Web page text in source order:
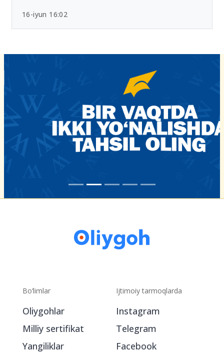
16-iyun 16:02
Bo‘limlar
Oliygohlar
Milliy sertifikat
Yangiliklar
Ijtimoiy tarmoqlarda
Instagram
Telegram
Facebook